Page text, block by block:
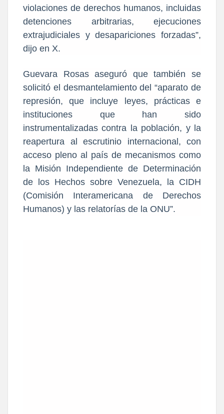
violaciones de derechos humanos, incluidas
detenciones arbitrarias, ejecuciones
extrajudiciales y desapariciones forzadas”,
dijo en X.
Guevara Rosas aseguró que también se
solicitó el desmantelamiento del “aparato de
represión, que incluye leyes, prácticas e
instituciones que han sido
instrumentalizadas contra la población, y la
reapertura al escrutinio internacional, con
acceso pleno al país de mecanismos como
la Misión Independiente de Determinación
de los Hechos sobre Venezuela, la CIDH
(Comisión Interamericana de Derechos
Humanos) y las relatorías de la ONU”.